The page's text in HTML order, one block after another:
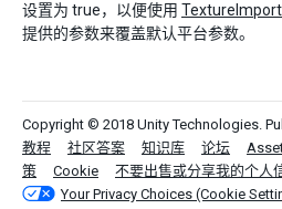
设置为 true，以便使用
提供的参数来覆盖默认平台参数。
Copyright © 2018 Unity Technologies.
教程
社区答案 知识库 论坛
策
Cookie
不要出售或分享我的个人
Your Privacy Choices (Cookie